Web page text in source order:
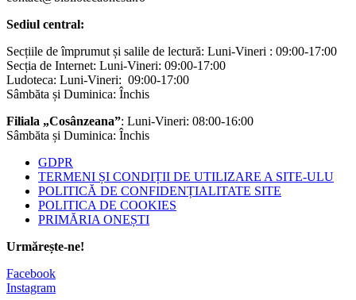
Sediul central:
Secțiile de împrumut și salile de lectură: Luni-Vineri : 09:00-17:00
Secția de Internet: Luni-Vineri: 09:00-17:00
Ludoteca: Luni-Vineri: 09:00-17:00
Sâmbăta și Duminica: Închis
Filiala „Cosânzeana”: Luni-Vineri: 08:00-16:00
Sâmbăta și Duminica: Închis
GDPR
TERMENI ȘI CONDIȚII DE UTILIZARE A SITE-ULU
POLITICĂ DE CONFIDENȚIALITATE SITE
POLITICA DE COOKIES
PRIMĂRIA ONEȘTI
Urmărește-ne!
Facebook
Instagram